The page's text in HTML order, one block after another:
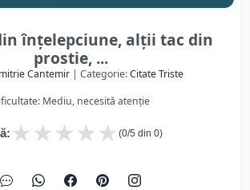
înțelepciune, alții tac din
prostie, ...
Cantemir| Categorie:Citate Triste
Mediu, necesită atenție
★
★
★
★
★ (0/5 din 0)